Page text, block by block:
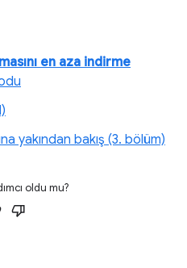
en aza indirme
yakından bakış (3. bölüm)
oldu mu?